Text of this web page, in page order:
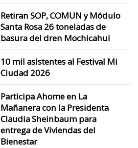
Retiran SOP, COMUN y Módulo
Santa Rosa 26 toneladas de
basura del dren Mochicahui
10 mil asistentes al Festival Mi
Ciudad 2026
Participa Ahome en La
Mañanera con la Presidenta
Claudia Sheinbaum para
entrega de Viviendas del
Bienestar